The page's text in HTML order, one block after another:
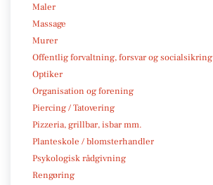
Maler
Massage
Murer
Offentlig forvaltning, forsvar og socialsikring
Optiker
Organisation og forening
Piercing / Tatovering
Pizzeria, grillbar, isbar mm.
Planteskole / blomsterhandler
Psykologisk rådgivning
Rengøring